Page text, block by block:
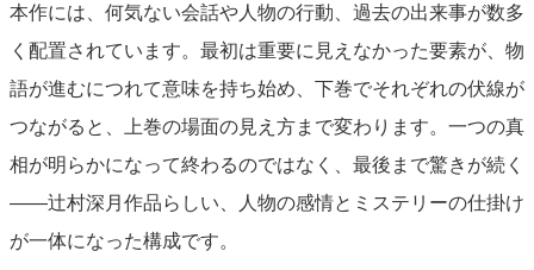
本作には、何気ない会話や人物の行動、過去の出来事が数多
く配置されています。最初は重要に見えなかった要素が、物
語が進むにつれて意味を持ち始め、下巻でそれぞれの伏線が
つながると、上巻の場面の見え方まで変わります。一つの真
相が明らかになって終わるのではなく、最後まで驚きが続く
——辻村深月作品らしい、人物の感情とミステリーの仕掛け
が一体になった構成です。